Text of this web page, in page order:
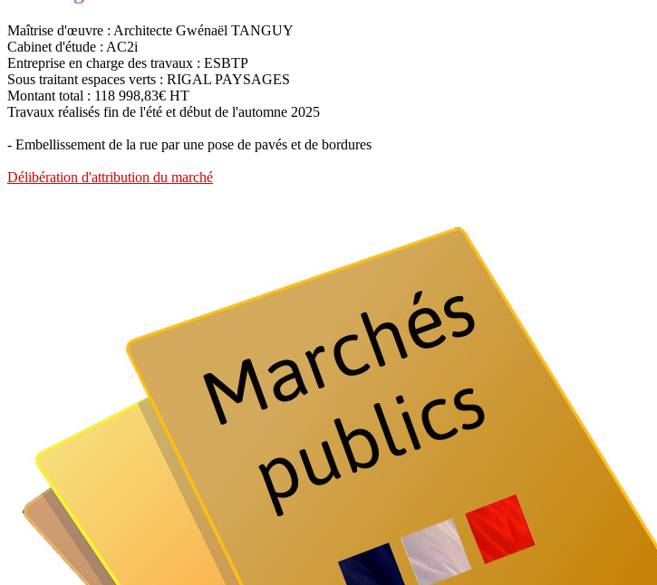
Maîtrise d'œuvre : Architecte Gwénaël TANGUY
Cabinet d'étude : AC2i
Entreprise en charge des travaux : ESBTP
Sous traitant espaces verts : RIGAL PAYSAGES
Montant total : 118 998,83€ HT
Travaux réalisés fin de l'été et début de l'automne 2025
- Embellissement de la rue par une pose de pavés et de bordures
Délibération d'attribution du marché